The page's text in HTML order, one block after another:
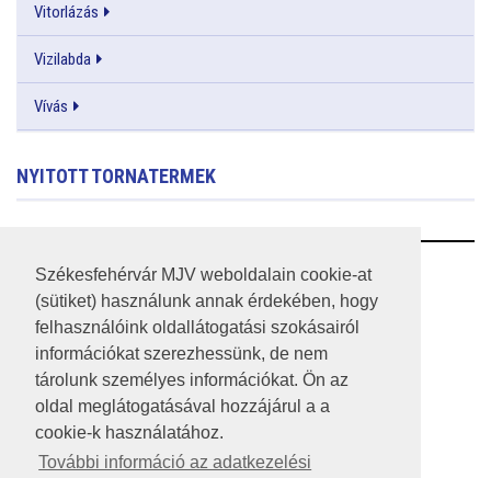
Székesfehérvár MJV weboldalain cookie-at
(sütiket) használunk annak érdekében, hogy
felhasználóink oldallátogatási szokásairól
információkat szerezhessünk, de nem
tárolunk személyes információkat. Ön az
oldal meglátogatásával hozzájárul a a
cookie-k használatához.
További információ az adatkezelési
Vitorlázás
Vizilabda
Vívás
NYITOTT TORNATERMEK
RSS
A HONLAP 2017.03.31-I ÁLLAPOTA
JOGI NYILATKOZAT
IMPRESSZUM